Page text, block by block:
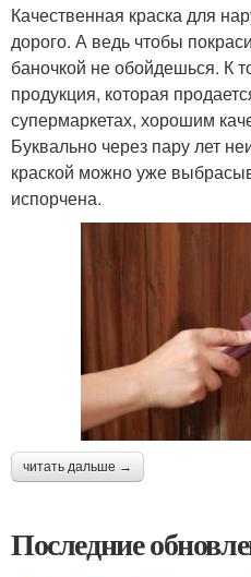
Качественная краска для
дорого. А ведь чтобы
баночкой не обойдешься. К
продукция, которая
супермаркетах, хорошим
Буквально через пару лет
краской можно уже
испорчена.
читать дальше →
Последние